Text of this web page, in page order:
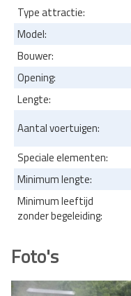
Type attractie:
Model:
Bouwer:
Opening:
Lengte:
Aantal voertuigen:
Speciale elementen:
Minimum lengte:
Minimum leeftijd
zonder begeleiding:
Foto's